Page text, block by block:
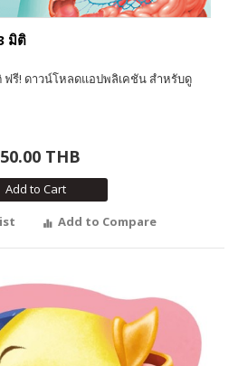
มิติ
ฟรี! ดาวน์โหลดแอปพลิเคชัน สำหรับดู
THB
Add to Cart
Add to Compare